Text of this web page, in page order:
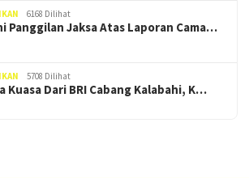
6168 Dilihat
Panggilan Jaksa Atas Laporan Cama…
5708 Dilihat
Kuasa Dari BRI Cabang Kalabahi, K…